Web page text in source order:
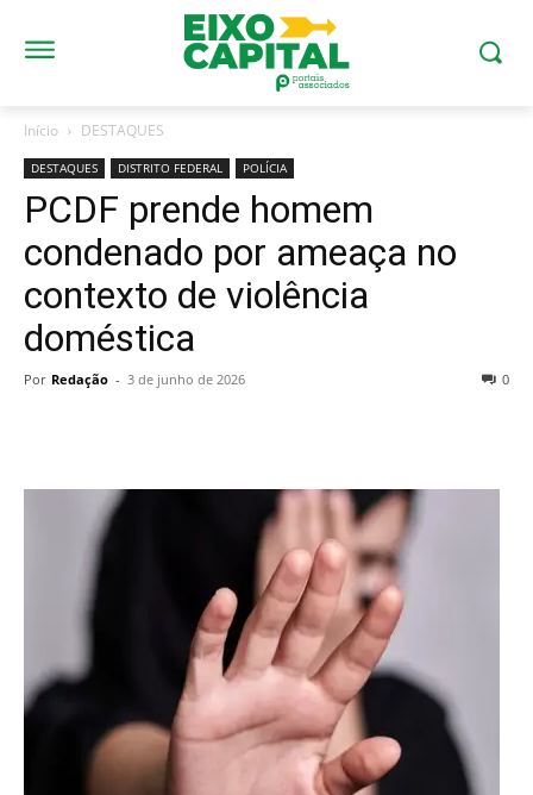
Início DESTAQUES
DESTAQUES DISTRITO FEDERAL POLÍCIA
PCDF prende homem
condenado por ameaça no
contexto de violência
doméstica
Por Redação - 3 de junho de 2026 0